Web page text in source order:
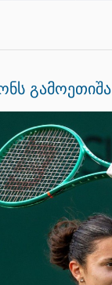
გამოეთიშა